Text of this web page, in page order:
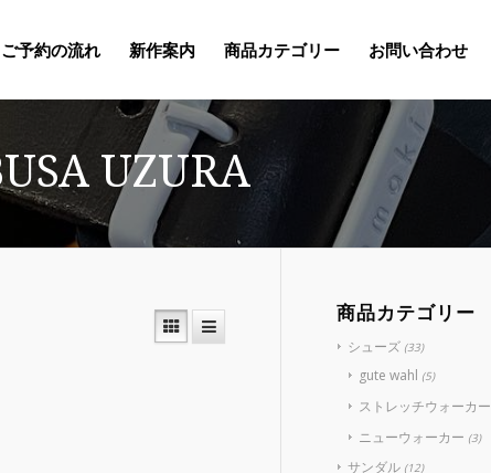
ご予約の流れ 新作案内 商品カテゴリー お問い合わせ
UZURA
商品カテゴリー
シューズ (33)
gute wahl (5)
ストレッチウォーカー
ニューウォーカー (3)
サンダル (12)